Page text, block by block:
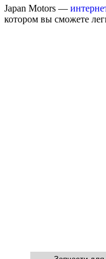
Japan Motors —
котором вы сможете